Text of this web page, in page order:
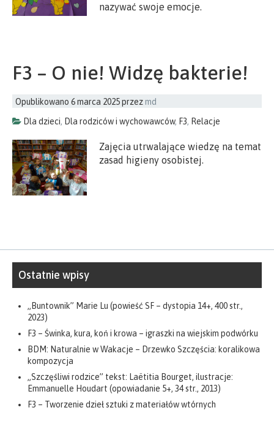
nazywać swoje emocje.
F3 – O nie! Widzę bakterie!
Opublikowano 6 marca 2025przezmd
Dla dzieci, Dla rodziców i wychowawców, F3, Relacje
Zajęcia utrwalające wiedzę na temat
zasad higieny osobistej.
Ostatnie wpisy
„Buntownik” Marie Lu (powieść SF – dystopia 14+, 400 str.,
2023)
F3 – Świnka, kura, koń i krowa – igraszki na wiejskim podwórku
BDM: Naturalnie w Wakacje – Drzewko Szczęścia: koralikowa
kompozycja
„Szczęśliwi rodzice” tekst: Laëtitia Bourget, ilustracje:
Emmanuelle Houdart (opowiadanie 5+, 34 str., 2013)
F3 – Tworzenie dzieł sztuki z materiałów wtórnych